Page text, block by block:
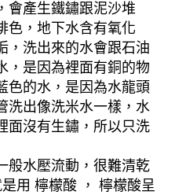
會產生鐵鏽跟泥沙堆
色，地下水含有氧化
，洗出來的水會跟石油
，是因為裡面有銅的物
色的水，是因為水龍頭
洗出像洗米水一樣，水
面沒有生鏽，所以只洗
般水壓流動，很難清乾
用 檸檬酸 ， 檸檬酸呈